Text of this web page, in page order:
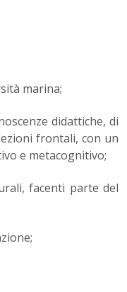
marina;
didattiche, di
frontali, con un
e metacognitivo;
facenti parte del